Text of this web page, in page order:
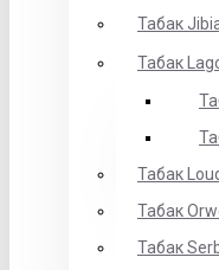
Табак
Табак
Табак
Табак
Табак